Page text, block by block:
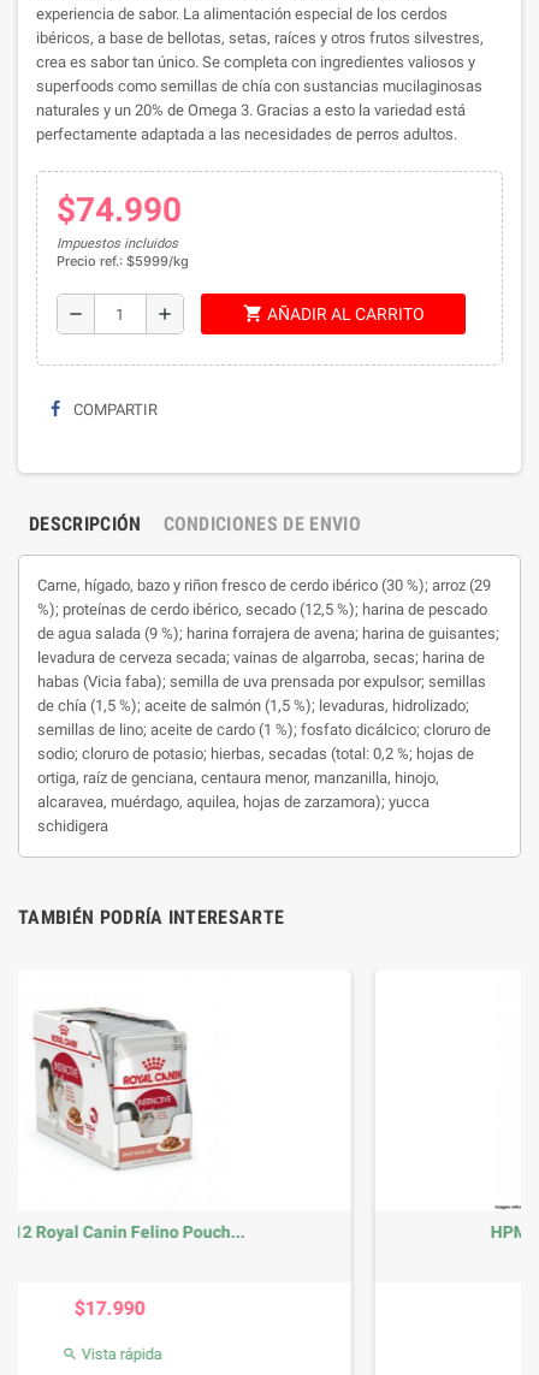
experiencia de sabor. La alimentación especial de los cerdos
ibéricos, a base de bellotas, setas, raíces y otros frutos silvestres,
crea es sabor tan único. Se completa con ingredientes valiosos y
superfoods como semillas de chía con sustancias mucilaginosas
naturales y un 20% de Omega 3. Gracias a esto la variedad está
perfectamente adaptada a las necesidades de perros adultos.
$74.990
Impuestos incluidos
Precio ref.: $5999/kg
remove add shopping_cart AÑADIR AL CARRITO
COMPARTIR
DESCRIPCIÓN CONDICIONES DE ENVIO
Carne, hígado, bazo y riñon fresco de cerdo ibérico (30 %); arroz (29
%); proteínas de cerdo ibérico, secado (12,5 %); harina de pescado
de agua salada (9 %); harina forrajera de avena; harina de guisantes;
levadura de cerveza secada; vainas de algarroba, secas; harina de
habas (Vicia faba); semilla de uva prensada por expulsor; semillas
de chía (1,5 %); aceite de salmón (1,5 %); levaduras, hidrolizado;
semillas de lino; aceite de cardo (1 %); fosfato dicálcico; cloruro de
sodio; cloruro de potasio; hierbas, secadas (total: 0,2 %; hojas de
ortiga, raíz de genciana, centaura menor, manzanilla, hinojo,
alcaravea, muérdago, aquilea, hojas de zarzamora); yucca
schidigera
TAMBIÉN PODRÍA INTERESARTE
HPM Gato Kidney and Joint 3kg